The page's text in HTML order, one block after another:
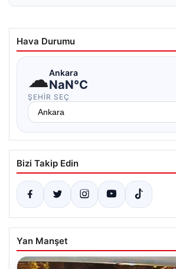
Hava Durumu
☁Ankara
NaN°C
ŞEHIR SEÇ
Bizi Takip Edin
Yan Manşet